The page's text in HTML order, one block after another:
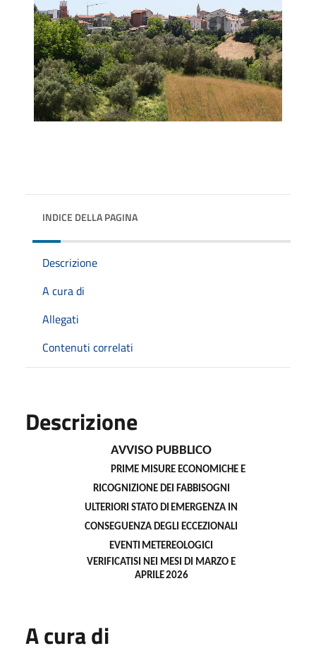
INDICE DELLA PAGINA
Descrizione
A cura di
Allegati
Contenuti correlati
Descrizione
AVVISO PUBBLICO
PRIME MISURE ECONOMICHE E
RICOGNIZIONE DEI FABBISOGNI
ULTERIORI STATO DI EMERGENZA IN
CONSEGUENZA DEGLI ECCEZIONALI
EVENTI METEREOLOGICI
VERIFICATISI NEI MESI DI MARZO E
APRILE2026
A cura di